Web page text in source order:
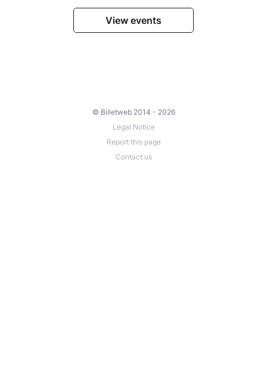
View events
© Billetweb 2014 - 2026
Legal Notice
Report this page
Contact us